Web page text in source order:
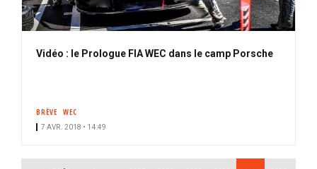
Vidéo : le Prologue FIA WEC dans le camp Porsche
BRÈVE WEC
7 AVR. 2018 • 14:49